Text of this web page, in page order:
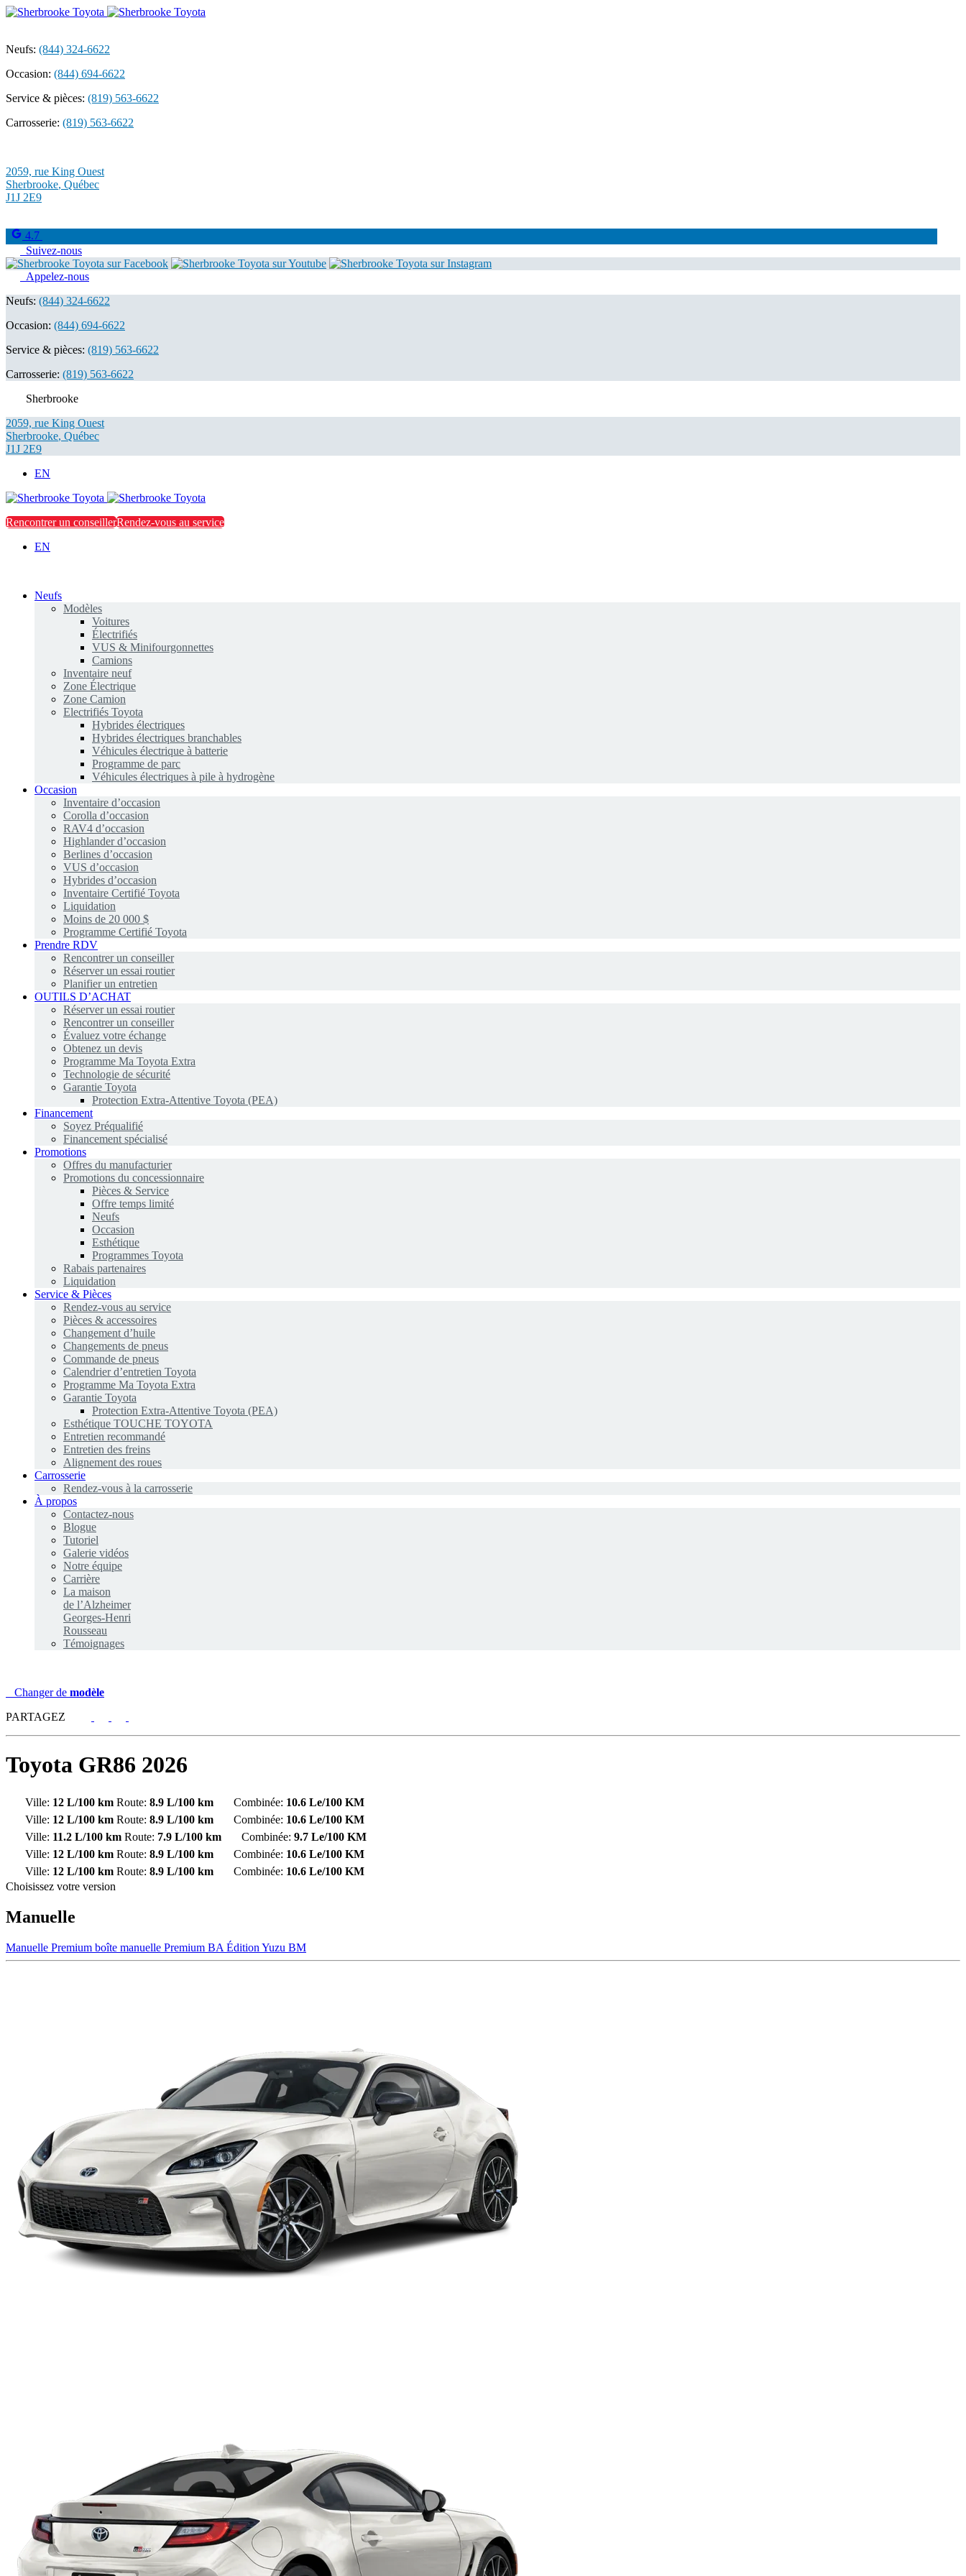
Neufs: (844) 324-6622
Occasion: (844) 694-6622
Service & pièces: (819) 563-6622
Carrosserie: (819) 563-6622
2059, rue King Ouest
Sherbrooke, Québec
J1J 2E9
4.7
Suivez-nous
Appelez-nous
Neufs: (844) 324-6622
Occasion: (844) 694-6622
Service & pièces: (819) 563-6622
Carrosserie: (819) 563-6622
Sherbrooke
2059, rue King Ouest
Sherbrooke, Québec
J1J 2E9
EN
Rencontrer un conseillerRendez-vous au service
EN
Neufs
Modèles
Voitures
Électrifiés
VUS & Minifourgonnettes
Camions
Inventaire neuf
Zone Électrique
Zone Camion
Electrifiés Toyota
Hybrides électriques
Hybrides électriques branchables
Véhicules électrique à batterie
Programme de parc
Véhicules électriques à pile à hydrogène
Occasion
Inventaire d’occasion
Corolla d’occasion
RAV4 d’occasion
Highlander d’occasion
Berlines d’occasion
VUS d’occasion
Hybrides d’occasion
Inventaire Certifié Toyota
Liquidation
Moins de 20 000 $
Programme Certifié Toyota
Prendre RDV
Rencontrer un conseiller
Réserver un essai routier
Planifier un entretien
OUTILS D’ACHAT
Réserver un essai routier
Rencontrer un conseiller
Évaluez votre échange
Obtenez un devis
Programme Ma Toyota Extra
Technologie de sécurité
Garantie Toyota
Protection Extra-Attentive Toyota (PEA)
Financement
Soyez Préqualifié
Financement spécialisé
Promotions
Offres du manufacturier
Promotions du concessionnaire
Pièces & Service
Offre temps limité
Neufs
Occasion
Esthétique
Programmes Toyota
Rabais partenaires
Liquidation
Service & Pièces
Rendez-vous au service
Pièces & accessoires
Changement d’huile
Changements de pneus
Commande de pneus
Calendrier d’entretien Toyota
Programme Ma Toyota Extra
Garantie Toyota
Protection Extra-Attentive Toyota (PEA)
Esthétique TOUCHE TOYOTA
Entretien recommandé
Entretien des freins
Alignement des roues
Carrosserie
Rendez-vous à la carrosserie
À propos
Contactez-nous
Blogue
Tutoriel
Galerie vidéos
Notre équipe
Carrière
La maison
de l’Alzheimer
Georges-Henri
Rousseau
Témoignages
Changer de modèle
PARTAGEZ
Toyota GR86 2026
Ville: 12 L/100 km Route: 8.9 L/100 km Combinée: 10.6 Le/100 KM
Ville: 12 L/100 km Route: 8.9 L/100 km Combinée: 10.6 Le/100 KM
Ville: 11.2 L/100 km Route: 7.9 L/100 km Combinée: 9.7 Le/100 KM
Ville: 12 L/100 km Route: 8.9 L/100 km Combinée: 10.6 Le/100 KM
Ville: 12 L/100 km Route: 8.9 L/100 km Combinée: 10.6 Le/100 KM
Choisissez votre version
Manuelle
Manuelle Premium boîte manuelle Premium BA Édition Yuzu BM